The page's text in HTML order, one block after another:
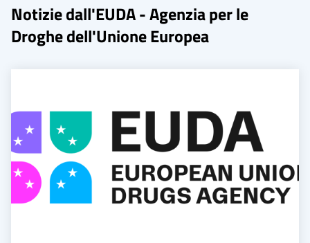
Notizie dall'EUDA - Agenzia per le
Droghe dell'Unione Europea